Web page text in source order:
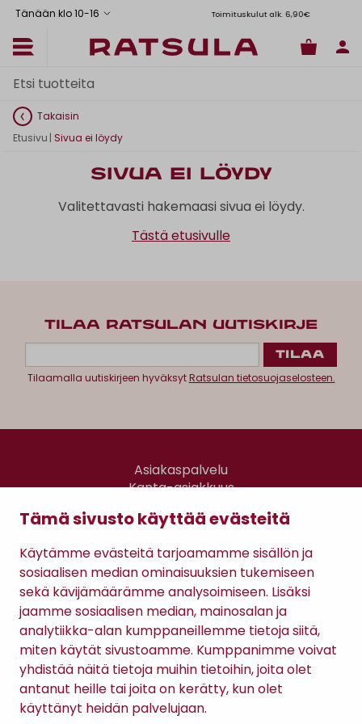
Tämä sivusto käyttää evästeitä
Käytämme evästeitä tarjoamamme sisällön ja
sosiaalisen median ominaisuuksien tukemiseen
sekä kävijämäärämme analysoimiseen. Lisäksi
jaamme sosiaalisen median, mainosalan ja
analytiikka-alan kumppaneillemme tietoja siitä,
miten käytät sivustoamme. Kumppanimme voivat
yhdistää näitä tietoja muihin tietoihin, joita olet
antanut heille tai joita on kerätty, kun olet
käyttänyt heidän palvelujaan.
Tänään klo 10-16 Toimituskulut alk. 6,90€
Takaisin
Etusivu | Sivua ei löydy
Sivua ei löydy
Valitettavasti hakemaasi sivua ei löydy.
Tästä etusivulle
TILAA RATSULAN UUTISKIRJE
Tilaamalla uutiskirjeen hyväksytRatsulan tietosuojaselosteen.
Asiakaspalvelu
Kanta-asiakkuus
Gomee Ratsula Café
Sopimusehdot
Tietosuojaseloste
Maksutavat